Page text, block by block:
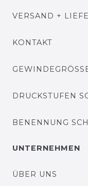
VERSAND +
KONTAKT
DRUCKSTUFEN
BENENNUNG
UNTERNEHMEN
ÜBER UNS